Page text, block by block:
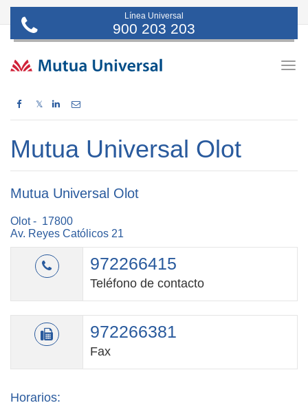
Línea Universal
900 203 203
𝕏
Mutua Universal Olot
Mutua Universal Olot
Olot - 17800
Av. Reyes Católicos 21
972266415
Teléfono de contacto
972266381
Fax
Horarios: